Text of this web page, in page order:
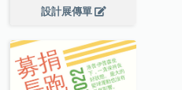
設計展傳單